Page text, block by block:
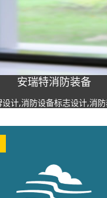
安瑞特消防装备
计,消防设备标志设计,消